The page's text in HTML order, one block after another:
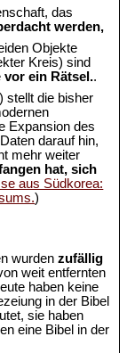
das
werden,
Objekte
Kreis) sind
vor ein Rätsel..
stellt die bisher
Expansion des
darauf hin,
mehr weiter
hat, sich
aus Südkorea:
)
wurdenzufällig
weit entfernten
haben keine
in der Bibel
sie haben
eine Bibel in der